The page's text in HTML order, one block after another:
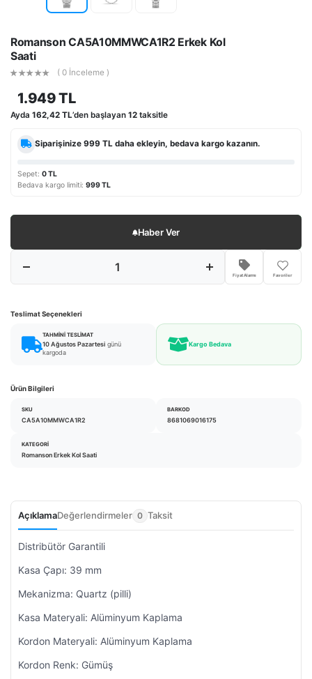
Romanson CA5A10MMWCA1R2 Erkek Kol
Saati
( 0 İnceleme )
1.949 TL
Ayda 162,42 TL’den başlayan 12 taksitle
Siparişinize999 TL daha ekleyin, bedava kargo kazanın.
Sepet: 0 TL
Bedava kargo limiti: 999 TL
Haber Ver
Fiyat Alarmı Favoriler
Teslimat Seçenekleri
TAHMINI TESLIMAT
10 Ağustos Pazartesi günü
kargoda
Kargo Bedava
Ürün Bilgileri
SKU
CA5A10MMWCA1R2
BARKOD
8681069016175
KATEGORI
Romanson Erkek Kol Saati
AçıklamaDeğerlendirmeler 0 Taksit
Distribütör Garantili
Kasa Çapı: 39 mm
Mekanizma: Quartz (pilli)
Kasa Materyali: Alüminyum Kaplama
Kordon Materyali: Alüminyum Kaplama
Kordon Renk: Gümüş